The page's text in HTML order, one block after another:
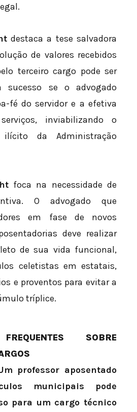
destaca a tese salvadora
de valores recebidos
terceiro cargo pode ser
sucesso se o advogado
fé do servidor e a efetiva
inviabilizando o
ilícito da Administração
foca na necessidade de
O advogado que
em fase de novos
deve realizar
de sua vida funcional,
celetistas em estatais,
e proventos para evitar a
tríplice.
SOBRE
professor aposentado
municipais pode
para um cargo técnico